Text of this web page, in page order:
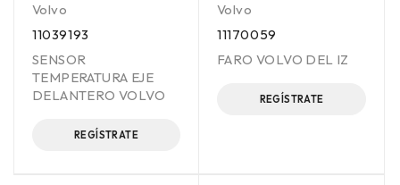
Volvo
11039193
SENSOR
TEMPERATURA EJE
DELANTERO VOLVO
REGÍSTRATE
Volvo
11170059
FARO VOLVO DEL IZ
REGÍSTRATE